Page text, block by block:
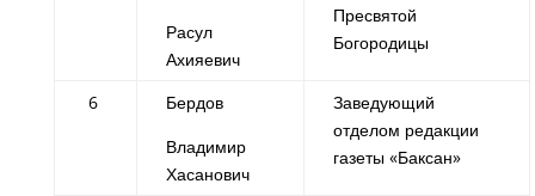
Расул
Ахияевич
Пресвятой
Богородицы
6
Бердов
Владимир
Хасанович
Заведующий
отделом редакции
газеты «Баксан»